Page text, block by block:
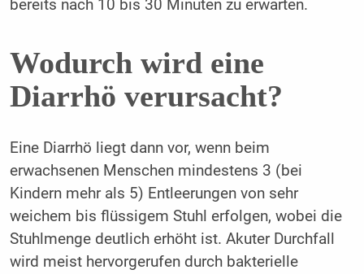
bereits nach 10 bis 30 Minuten zu erwarten.
Wodurch wird eine
Diarrhö verursacht?
Eine Diarrhö liegt dann vor, wenn beim
erwachsenen Menschen mindestens 3 (bei
Kindern mehr als 5) Entleerungen von sehr
weichem bis flüssigem Stuhl erfolgen, wobei die
Stuhlmenge deutlich erhöht ist. Akuter Durchfall
wird meist hervorgerufen durch bakterielle